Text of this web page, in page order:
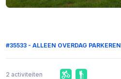
#35533 - ALLEEN OVERDAG PARKEREN
2 activiteiten